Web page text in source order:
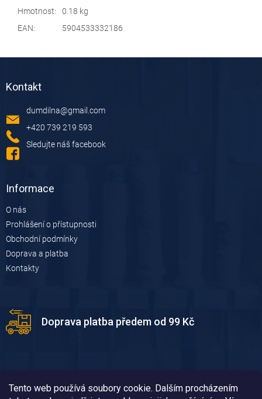
Tento web používá soubory cookie. Dalším procházením
Hmotnost:
0.18 kg
EAN: 5904533332186
Kontakt
dumdilna@gmail.com
+420 739 219 593
Sledujte náš facebook
Informace
O nás
Prohlášení o přístupnosti
Obchodní podmínky
Doprava a platba
Kontakty
Doprava platba předem od 99 Kč